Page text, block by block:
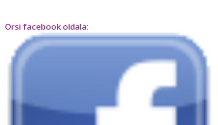
Orsi facebook oldala: